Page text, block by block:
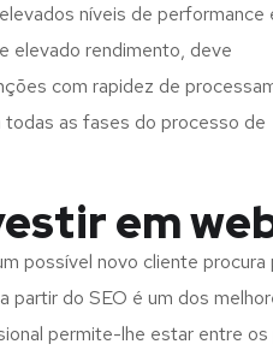
níveis de performance
elevado rendimento, deve
com rapidez de
as fases do processo de
em
possível novo cliente
partir do SEO é um dos
permite-lhe estar entre